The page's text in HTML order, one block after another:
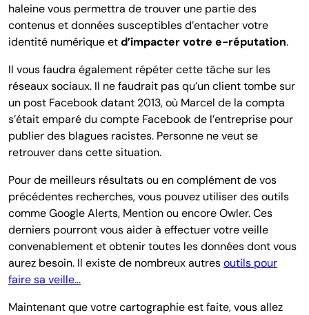
haleine vous permettra de trouver une partie des
contenus et données susceptibles d’entacher votre
identité numérique etd’impacter votre e-réputation.
Il vous faudra également répéter cette tâche sur les
réseaux sociaux. Il ne faudrait pas qu’un client tombe sur
un post Facebook datant 2013, où Marcel de la compta
s’était emparé du compte Facebook de l’entreprise pour
publier des blagues racistes. Personne ne veut se
retrouver dans cette situation.
Pour de meilleurs résultats ou en complément de vos
précédentes recherches, vous pouvez utiliser des outils
comme Google Alerts, Mention ou encore Owler. Ces
derniers pourront vous aider à effectuer votre veille
convenablement et obtenir toutes les données dont vous
aurez besoin. Il existe de nombreux autresoutils pour
faire sa veille...
Maintenant que votre cartographie est faite, vous allez